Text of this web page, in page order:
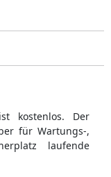
kostenlos. Der
für Wartungs-,
laufende